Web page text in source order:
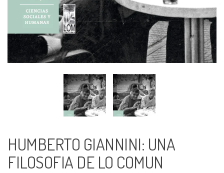
HUMBERTO GIANNINI: UNA
FILOSOFIA DE LO COMUN